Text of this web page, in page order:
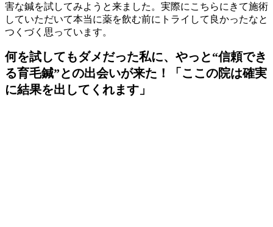
害な鍼を試してみようと来ました。実際にこちらにきて施術
していただいて本当に薬を飲む前にトライして良かったなと
つくづく思っています。
何を試してもダメだった私に、やっと“信頼でき
る育毛鍼”との出会いが来た！「ここの院は確実
に結果を出してくれます」